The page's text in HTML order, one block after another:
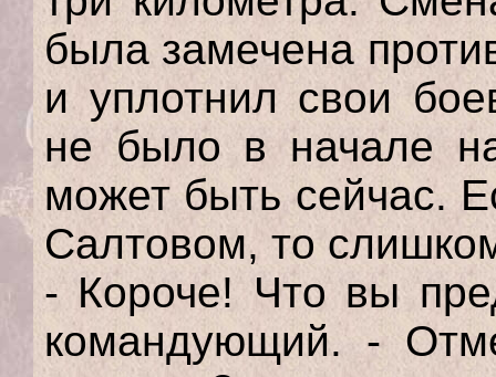
была замечена
и уплотнил свои
не было в начале
может быть сейчас.
Салтовом, то
- Короче! Что вы
командующий. -